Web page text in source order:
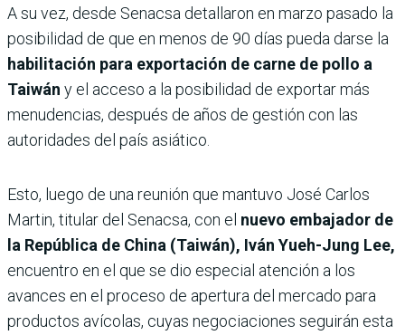
A su vez, desde Senacsa detallaron en marzo pasado la
posibilidad de que en menos de 90 días pueda darse la
habilitación para exportación de carne de pollo a
Taiwán y el acceso a la posibilidad de exportar más
menudencias, después de años de gestión con las
autoridades del país asiático.
Esto, luego de una reunión que mantuvo José Carlos
Martin, titular del Senacsa, con el nuevo embajador de
la República de China (Taiwán), Iván Yueh-Jung Lee,
encuentro en el que se dio especial atención a los
avances en el proceso de apertura del mercado para
productos avícolas, cuyas negociaciones seguirán esta